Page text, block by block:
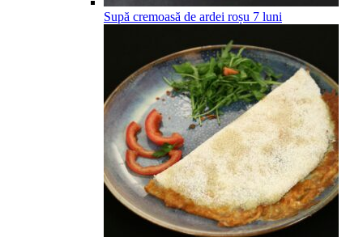
Supă cremoasă de ardei roșu 7 luni